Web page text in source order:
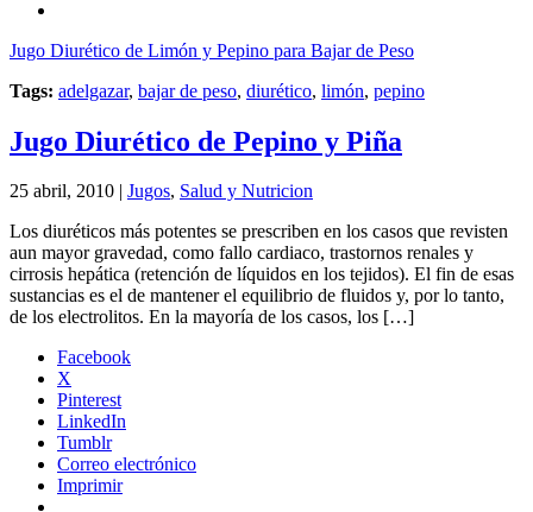
Jugo Diurético de Limón y Pepino para Bajar de Peso
Tags: adelgazar, bajar de peso, diurético, limón, pepino
Jugo Diurético de Pepino y Piña
25 abril, 2010 | Jugos, Salud y Nutricion
Los diuréticos más potentes se prescriben en los casos que revisten
aun mayor gravedad, como fallo cardiaco, trastornos renales y
cirrosis hepática (retención de líquidos en los tejidos). El fin de esas
sustancias es el de mantener el equilibrio de fluidos y, por lo tanto,
de los electrolitos. En la mayoría de los casos, los […]
Facebook
X
Pinterest
LinkedIn
Tumblr
Correo electrónico
Imprimir